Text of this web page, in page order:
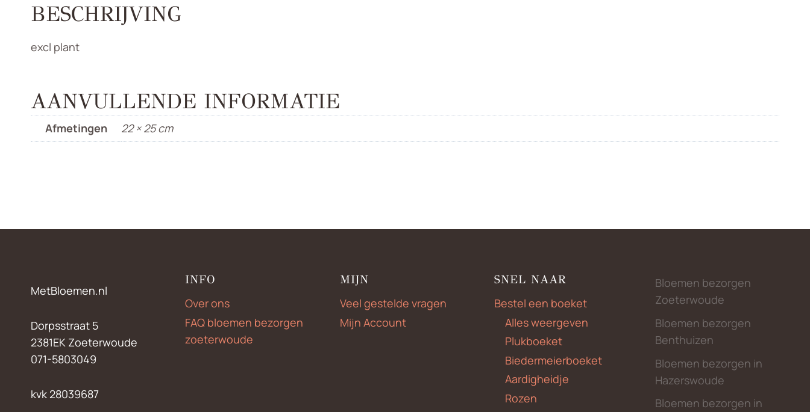
BESCHRIJVING
excl plant
AANVULLENDE INFORMATIE
Afmetingen 22 × 25 cm
MetBloemen.nl
Dorpsstraat 5
2381EK Zoeterwoude
071-5803049
kvk 28039687
INFO
Over ons
FAQ bloemen bezorgen
zoeterwoude
MIJN
Veel gestelde vragen
Mijn Account
SNEL NAAR
Bestel een boeket
Alles weergeven
Plukboeket
Biedermeierboeket
Aardigheidje
Rozen
Bloemen bezorgen
Zoeterwoude
Bloemen bezorgen
Benthuizen
Bloemen bezorgen in
Hazerswoude
Bloemen bezorgen in